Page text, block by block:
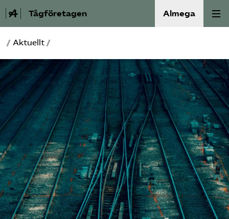
Tågföretagen Almega
Aktuellt
Reformagenda för järnvägen
Våra frågor
Aktiviteter
Om oss
Kontakt
Mina sidor (almega.se)
/ Aktuellt /